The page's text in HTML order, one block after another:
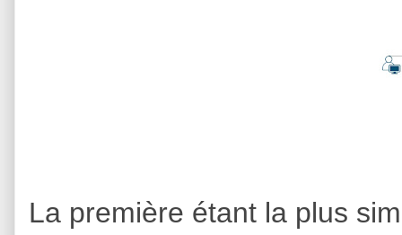
La première étant la plus